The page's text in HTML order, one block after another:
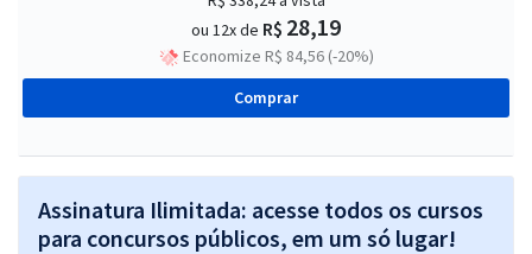
ou 12x de R$ 28,19
Economize R$ 84,56 (-20%)
Comprar
Assinatura Ilimitada: acesse todos os cursos
para concursos públicos, em um só lugar!